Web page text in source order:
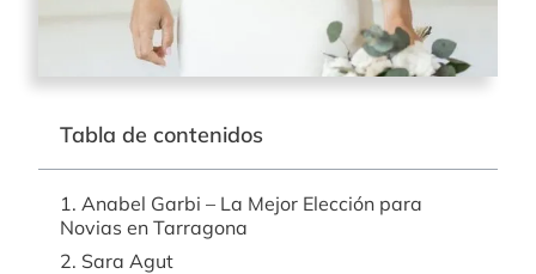
Tabla de contenidos
1. Anabel Garbi – La Mejor Elección para
Novias en Tarragona
2. Sara Agut